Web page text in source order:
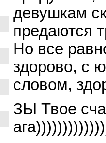
девушкам
предаются
Но все
здорово, с
словом,
ЗЫ Твое